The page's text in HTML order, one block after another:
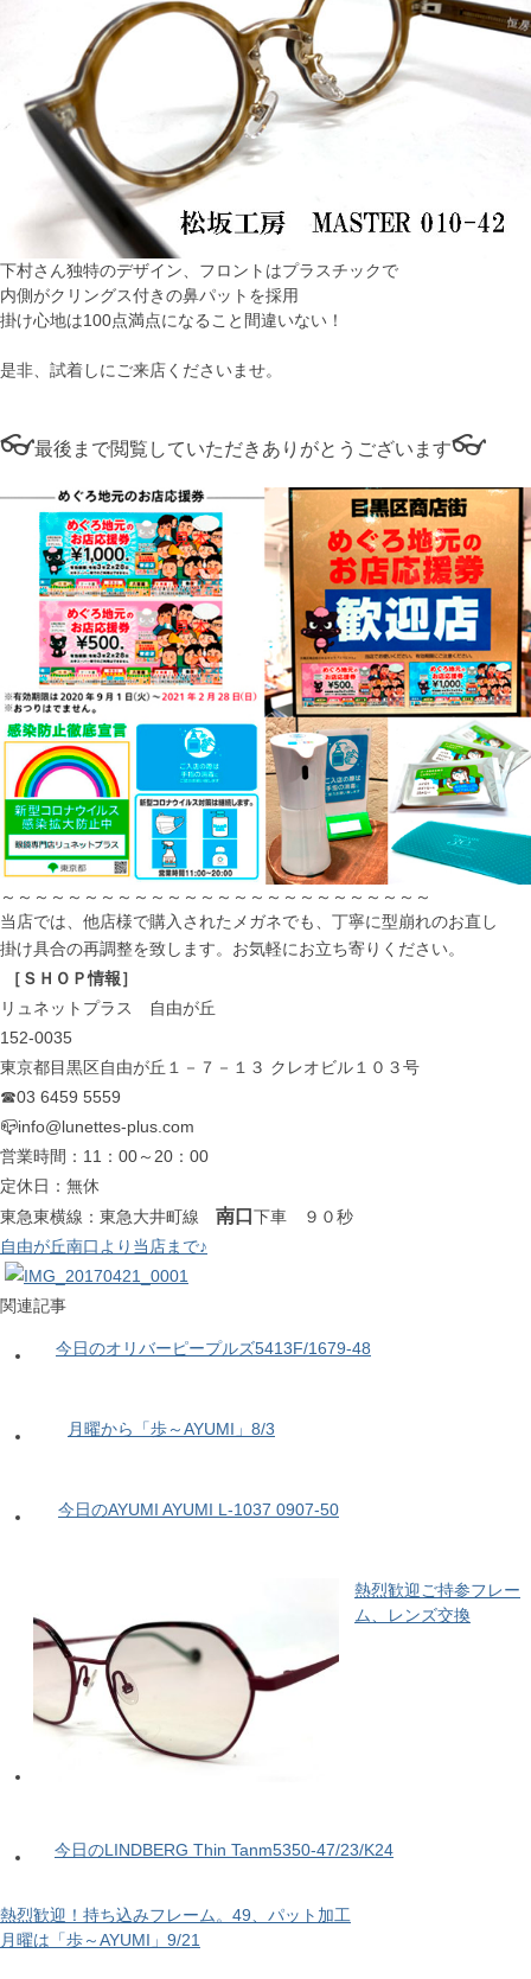
下村さん独特のデザイン、フロントはプラスチックで
内側がクリングス付きの鼻パットを採用
掛け心地は100点満点になること間違いない！
是非、試着しにご来店くださいませ。
👓最後まで閲覧していただきありがとうございます👓
～～～～～～～～～～～～～～～～～～～～～～～～～～
当店では、他店様で購入されたメガネでも、丁寧に型崩れのお直し
掛け具合の再調整を致します。お気軽にお立ち寄りください。
［ＳＨＯＰ情報］
リュネットプラス 自由が丘
152-0035
東京都目黒区自由が丘１－７－１３ クレオビル１０３号
☎03 6459 5559
📪info@lunettes-plus.com
営業時間：11：00～20：00
定休日：無休
東急東横線：東急大井町線 南口 下車 ９０秒
自由が丘南口より当店まで♪
関連記事
今日のオリバーピープルズ5413F/1679-48
月曜から「歩～AYUMI」8/3
今日のAYUMI AYUMI L-1037 0907-50
熱烈歓迎ご持参フレー
ム、レンズ交換
今日のLINDBERG Thin Tanm5350-47/23/K24
熱烈歓迎！持ち込みフレーム。49、パット加工
月曜は「歩～AYUMI」9/21